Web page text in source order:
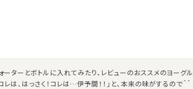
ターとボトルに入れてみたり、レビューのおススメのヨーグル
は、はっさく！コレは…伊予間！！」と、本来の味がするので＾＾